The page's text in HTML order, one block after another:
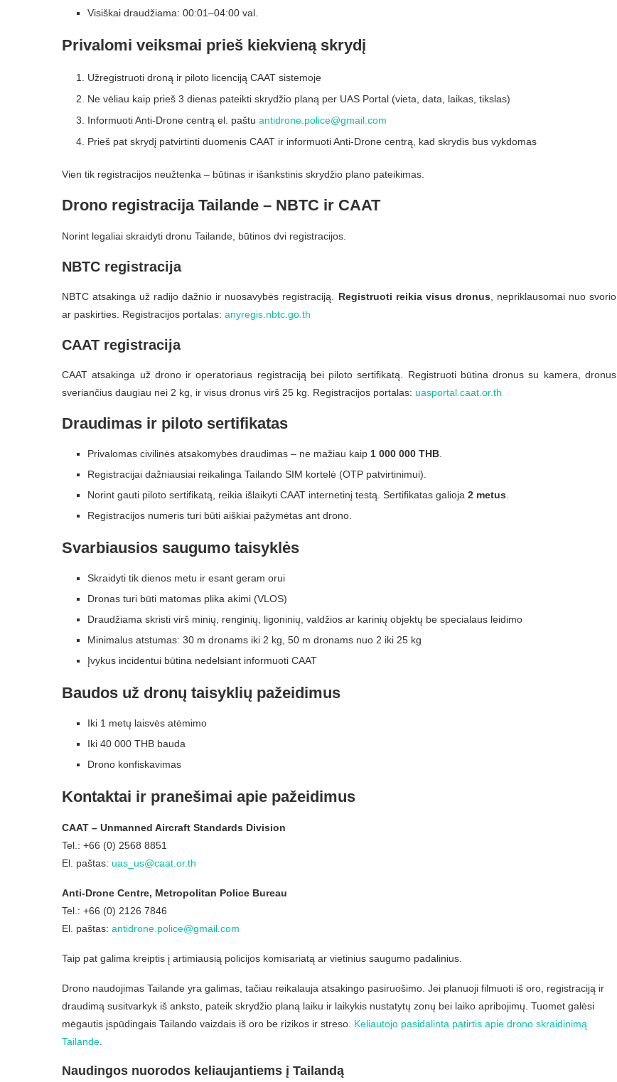
Visiškai draudžiama: 00:01–04:00 val.
Privalomi veiksmai prieš kiekvieną skrydį
Užregistruoti droną ir piloto licenciją CAAT sistemoje
Ne vėliau kaip prieš 3 dienas pateikti skrydžio planą per UAS Portal (vieta, data, laikas, tikslas)
Informuoti Anti-Drone centrą el. paštu antidrone.police@gmail.com
Prieš pat skrydį patvirtinti duomenis CAAT ir informuoti Anti-Drone centrą, kad skrydis bus vykdomas
Vien tik registracijos neužtenka – būtinas ir išankstinis skrydžio plano pateikimas.
Drono registracija Tailande – NBTC ir CAAT
Norint legaliai skraidyti dronu Tailande, būtinos dvi registracijos.
NBTC registracija
NBTC atsakinga už radijo dažnio ir nuosavybės registraciją. Registruoti reikia visus dronus , nepriklausomai nuo svorio
ar paskirties. Registracijos portalas: anyregis.nbtc.go.th
CAAT registracija
CAAT atsakinga už drono ir operatoriaus registraciją bei piloto sertifikatą. Registruoti būtina dronus su kamera, dronus
sveriančius daugiau nei 2 kg, ir visus dronus virš 25 kg. Registracijos portalas: uasportal.caat.or.th
Draudimas ir piloto sertifikatas
Privalomas civilinės atsakomybės draudimas – ne mažiau kaip 1 000 000 THB
Registracijai dažniausiai reikalinga Tailando SIM kortelė (OTP patvirtinimui).
Norint gauti piloto sertifikatą, reikia išlaikyti CAAT internetinį testą. Sertifikatas galioja 2 metus
Registracijos numeris turi būti aiškiai pažymėtas ant drono.
Svarbiausios saugumo taisyklės
Skraidyti tik dienos metu ir esant geram orui
Dronas turi būti matomas plika akimi (VLOS)
Draudžiama skristi virš minių, renginių, ligoninių, valdžios ar karinių objektų be specialaus leidimo
Minimalus atstumas: 30 m dronams iki 2 kg, 50 m dronams nuo 2 iki 25 kg
Įvykus incidentui būtina nedelsiant informuoti CAAT
Baudos už dronų taisyklių pažeidimus
Iki 1 metų laisvės atėmimo
Iki 40 000 THB bauda
Drono konfiskavimas
Kontaktai ir pranešimai apie pažeidimus
CAAT – Unmanned Aircraft Standards Division
Tel.: +66 (0) 2568 8851
El. paštas: uas_us@caat.or.th
Anti-Drone Centre, Metropolitan Police Bureau
Tel.: +66 (0) 2126 7846
El. paštas: antidrone.police@gmail.com
Taip pat galima kreiptis į artimiausią policijos komisariatą ar vietinius saugumo padalinius.
Drono naudojimas Tailande yra galimas, tačiau reikalauja atsakingo pasiruošimo. Jei planuoji filmuoti iš oro, registraciją ir
draudimą susitvarkyk iš anksto, pateik skrydžio planą laiku ir laikykis nustatytų zonų bei laiko apribojimų. Tuomet galėsi
mėgautis įspūdingais Tailando vaizdais iš oro be rizikos ir streso. Keliautojo pasidalinta patirtis apie drono skraidinimą
Tailande
Naudingos nuorodos keliaujantiems į Tailandą